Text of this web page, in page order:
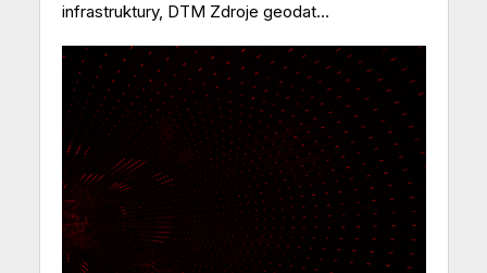
infrastruktury, DTM Zdroje geodat...